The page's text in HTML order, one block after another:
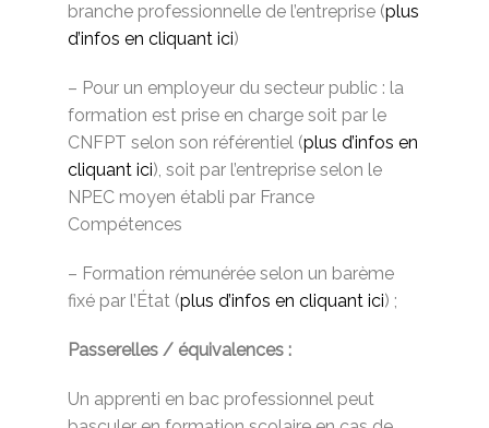
branche professionnelle de l’entreprise (plus
d’infos en cliquant ici)
– Pour un employeur du secteur public : la
formation est prise en charge soit par le
CNFPT selon son référentiel (plus d’infos en
cliquant ici), soit par l’entreprise selon le
NPEC moyen établi par France
Compétences
– Formation rémunérée selon un barème
fixé par l’État (plus d’infos en cliquant ici) ;
Passerelles / équivalences :
Un apprenti en bac professionnel peut